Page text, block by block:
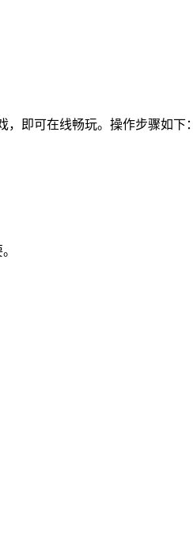
，即可在线畅玩。操作步骤如下：